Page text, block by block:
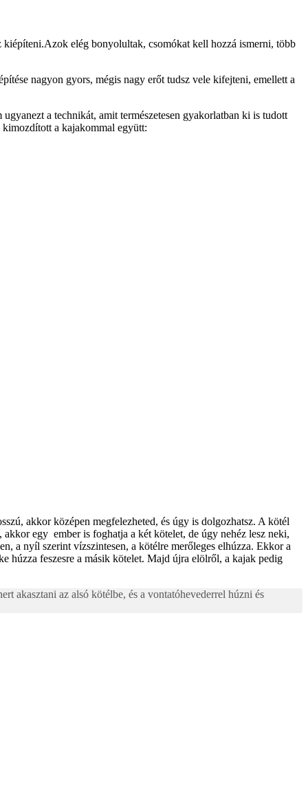
elég bonyolultak, csomókat kell hozzá ismerni, több
nagyon gyors, mégis nagy erőt tudsz vele kifejteni, emellett a
a technikát, amit természetesen gyakorlatban ki is tudott
a kajakommal együtt:
akkor középen megfelezheted, és úgy is dolgozhatsz. A kötél
egy ember is foghatja a két kötelet, de úgy nehéz lesz neki,
a nyíl szerint vízszintesen, a kötélre merőleges elhúzza. Ekkor a
húzza feszesre a másik kötelet. Majd újra elölről, a kajak pedig
akasztani az alsó kötélbe, és a vontatóhevederrel húzni és